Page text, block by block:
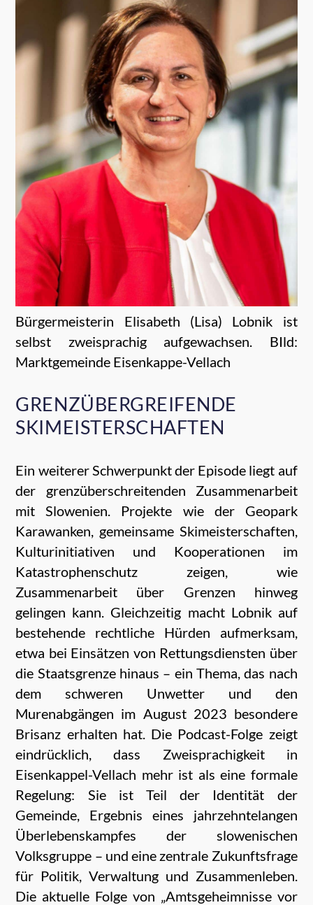
Bürgermeisterin Elisabeth (Lisa) Lobnik ist
selbst zweisprachig aufgewachsen. BIld:
Marktgemeinde Eisenkappe-Vellach
GRENZÜBERGREIFENDE
SKIMEISTERSCHAFTEN
Ein weiterer Schwerpunkt der Episode liegt auf
der grenzüberschreitenden Zusammenarbeit
mit Slowenien. Projekte wie der Geopark
Karawanken, gemeinsame Skimeisterschaften,
Kulturinitiativen und Kooperationen im
Katastrophenschutz zeigen, wie
Zusammenarbeit über Grenzen hinweg
gelingen kann. Gleichzeitig macht Lobnik auf
bestehende rechtliche Hürden aufmerksam,
etwa bei Einsätzen von Rettungsdiensten über
die Staatsgrenze hinaus – ein Thema, das nach
dem schweren Unwetter und den
Murenabgängen im August 2023 besondere
Brisanz erhalten hat. Die Podcast-Folge zeigt
eindrücklich, dass Zweisprachigkeit in
Eisenkappel-Vellach mehr ist als eine formale
Regelung: Sie ist Teil der Identität der
Gemeinde, Ergebnis eines jahrzehntelangen
Überlebenskampfes der slowenischen
Volksgruppe – und eine zentrale Zukunftsfrage
für Politik, Verwaltung und Zusammenleben.
Die aktuelle Folge von „Amtsgeheimnisse vor